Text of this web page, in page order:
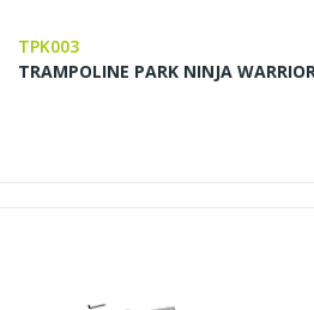
TPK003
TRAMPOLINE PARK NINJA